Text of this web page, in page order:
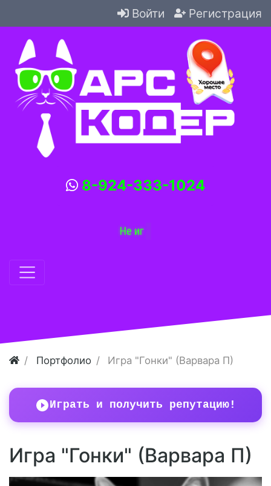
Войти Регистрация
8-924-333-1024
Портфолио Игра "Гонки" (Варвара П)
Играть и получить репутацию!
Игра "Гонки" (Варвара П)